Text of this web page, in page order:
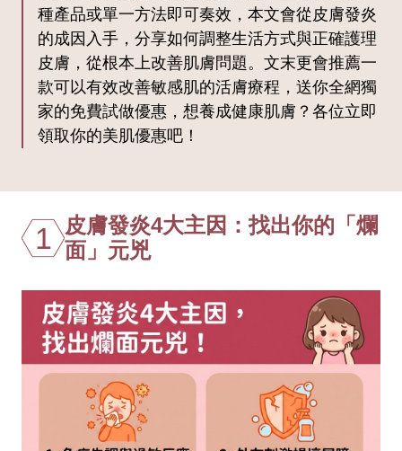
種產品或單一方法即可奏效，本文會從皮膚發炎
的成因入手，分享如何調整生活方式與正確護理
皮膚，從根本上改善肌膚問題。文末更會推薦一
款可以有效改善敏感肌的活膚療程，送你全網獨
家的免費試做優惠，想養成健康肌膚？各位立即
領取你的美肌優惠吧！
1
皮膚發炎4大主因：找出你的「爛
面」元兇